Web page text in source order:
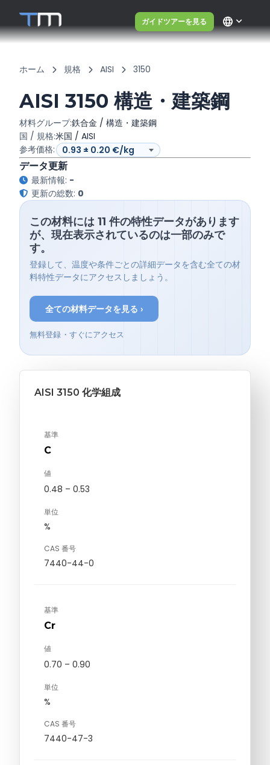
ガイドツアーを見る language
ホーム 規格 AISI 3150
AISI 3150 構造・建築鋼
材料グループ:鉄合金 / 構造・建築鋼
国 / 規格:米国 / AISI
参考価格:
データ更新
最新情報: -
更新の総数: 0
この材料には 11 件の特性データがあります
が、現在表示されているのは一部のみで
す。
登録して、温度や条件ごとの詳細データを含む全ての材
料特性データにアクセスしましょう。
全ての材料データを見る ›
無料登録・すぐにアクセス
AISI 3150 化学組成
基準
C
値
0.48 – 0.53
単位
%
CAS 番号
7440-44-0
基準
Cr
値
0.70 – 0.90
単位
%
CAS 番号
7440-47-3